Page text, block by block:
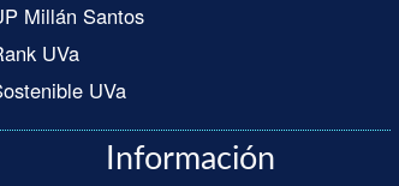
Millán Santos
UVa
UVa
Información